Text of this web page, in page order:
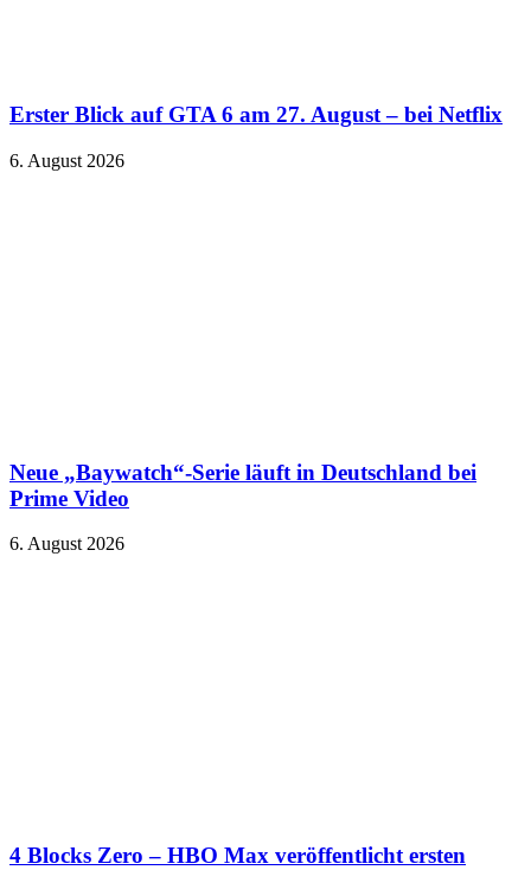
Erster Blick auf GTA 6 am 27. August – bei Netflix
6. August 2026
Neue „Baywatch“-Serie läuft in Deutschland bei
Prime Video
6. August 2026
4 Blocks Zero – HBO Max veröffentlicht ersten